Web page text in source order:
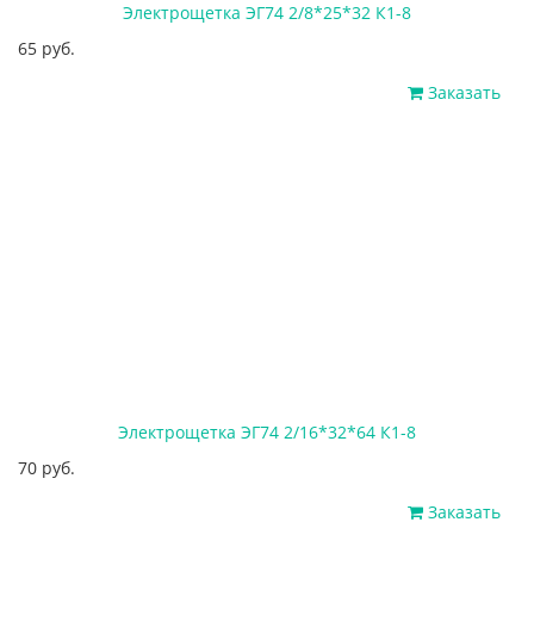
Электрощетка ЭГ74 2/8*25*32 К1-8
65 руб.
Заказать
Электрощетка ЭГ74 2/16*32*64 К1-8
70 руб.
Заказать